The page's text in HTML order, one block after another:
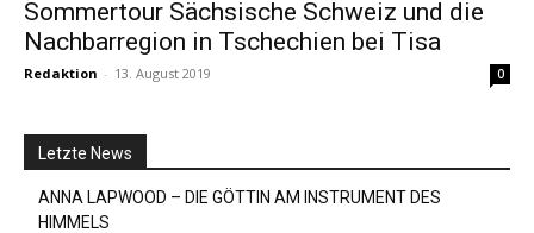
Sommertour Sächsische Schweiz und die
Nachbarregion in Tschechien bei Tisa
Redaktion - 13. August 2019 0
Letzte News
ANNA LAPWOOD – DIE GÖTTIN AM INSTRUMENT DES
HIMMELS